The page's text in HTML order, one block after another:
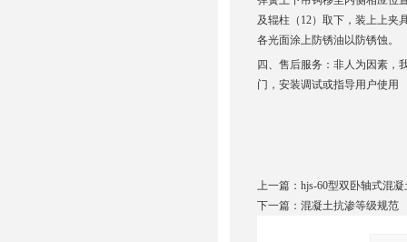
及辊柱（12）取下，装上上夹
各光面涂上防锈油以防锈蚀。
四、售后服务：非人为因素，
门，安装调试或指导用户使用
上一篇： hjs-60型双卧轴式混
下一篇： 混凝土抗渗等级规范